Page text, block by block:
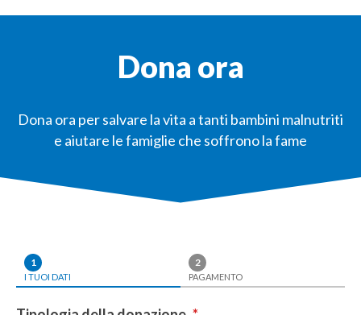
Dona ora
Dona ora per salvare la vita a tanti bambini malnutriti
e aiutare le famiglie che soffrono la fame
1
I TUOI DATI
2
PAGAMENTO